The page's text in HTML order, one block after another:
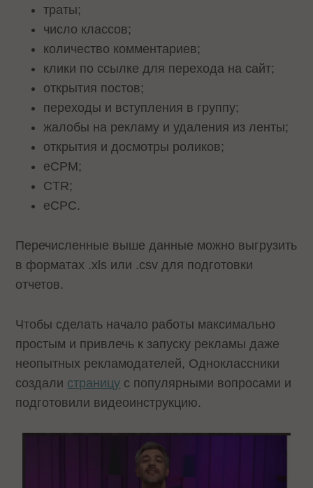
траты;
число классов;
количество комментариев;
клики по ссылке для перехода на сайт;
открытия постов;
переходы и вступления в группу;
жалобы на рекламу и удаления из ленты;
открытия и досмотры роликов;
eCPM;
CTR;
eCPC.
Перечисленные выше данные можно выгрузить
в форматах .xls или .csv для подготовки
отчетов.
Чтобы сделать начало работы максимально
простым и привлечь к запуску рекламы даже
неопытных рекламодателей, Одноклассники
создали страницу с популярными вопросами и
подготовили видеоинструкцию.